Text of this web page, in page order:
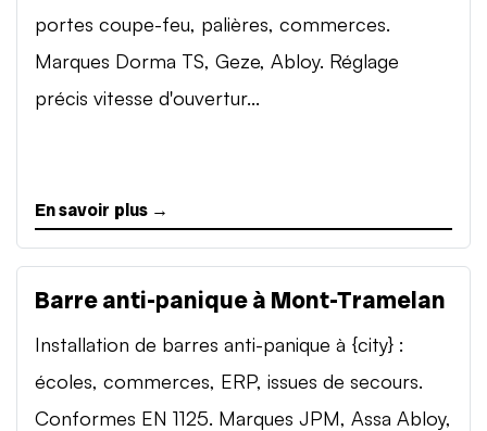
portes coupe-feu, palières, commerces.
Marques Dorma TS, Geze, Abloy. Réglage
précis vitesse d'ouvertur...
En savoir plus →
Barre anti-panique à Mont-Tramelan
Installation de barres anti-panique à {city} :
écoles, commerces, ERP, issues de secours.
Conformes EN 1125. Marques JPM, Assa Abloy,